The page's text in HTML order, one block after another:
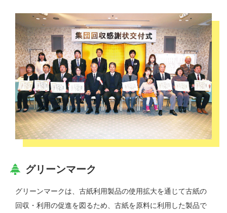
グリーンマーク
グリーンマークは、古紙利用製品の使用拡大を通じて古紙の
回収・利用の促進を図るため、古紙を原料に利用した製品で